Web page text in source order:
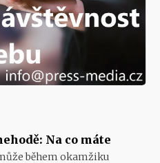
Na co máte
během okamžiku